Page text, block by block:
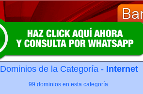
Dominios de la Categoría - Internet
99 dominios en esta categoría.